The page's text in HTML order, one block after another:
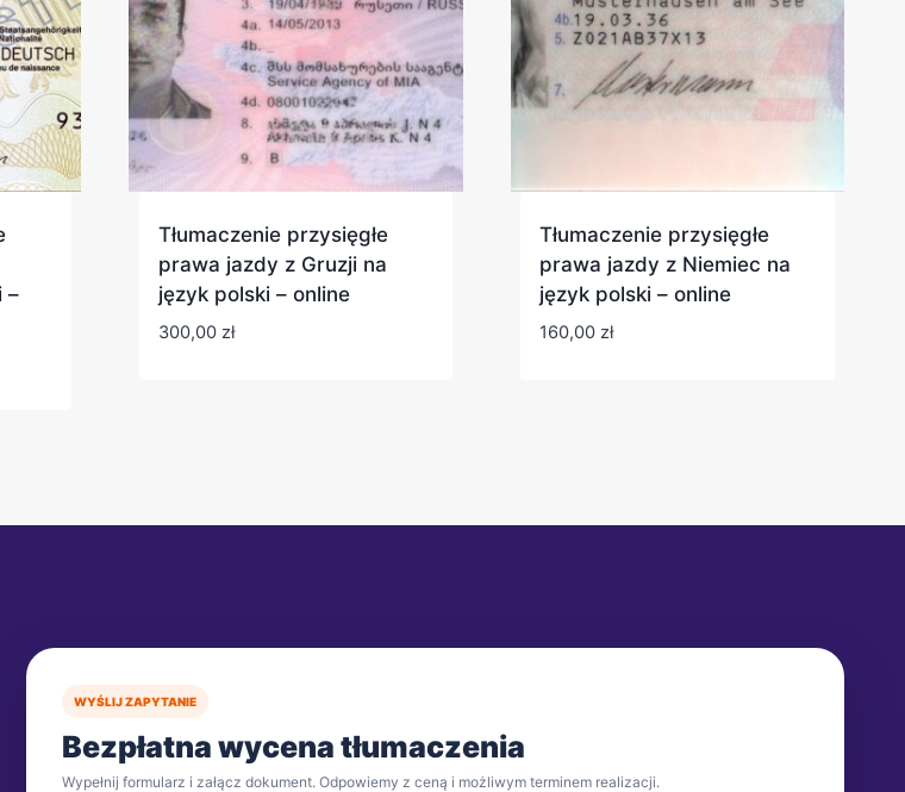
–
Tłumaczenie przysięgłe
prawa jazdy z Gruzji na
język polski – online
300,00 zł
Tłumaczenie przysięgłe
prawa jazdy z Niemiec na
język polski – online
160,00 zł
WYŚLIJ ZAPYTANIE
Bezpłatna wycena tłumaczenia
Wypełnij formularz i załącz dokument. Odpowiemy z ceną i możliwym terminem realizacji.